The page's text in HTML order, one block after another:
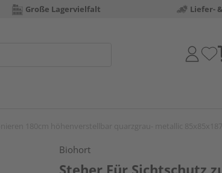
Große Lagervielfalt Liefer-
Biohort
Steher Für Sichtschutz